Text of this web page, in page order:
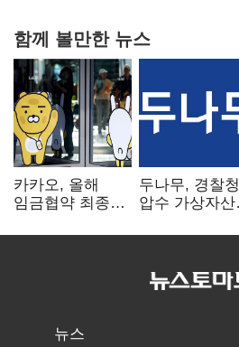
함께 볼만한 뉴스
카카오, 올해
임금협약 최종
인상·격려금
두나무, 경찰청
압수 가상자산
커스터디 사업
뉴스